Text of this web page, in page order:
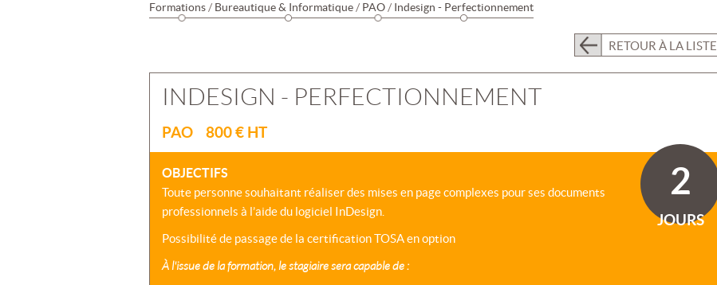
Formations / Bureautique & Informatique / PAO / Indesign - Perfectionnement
RETOUR À LA LISTE
INDESIGN - PERFECTIONNEMENT
PAO 800 € HT
OBJECTIFS
Toute personne souhaitant réaliser des mises en page complexes pour ses documents
professionnels à l’aide du logiciel InDesign.
Possibilité de passage de la certification TOSA en option
À l'issue de la formation, le stagiaire sera capable de :
2
JOURS